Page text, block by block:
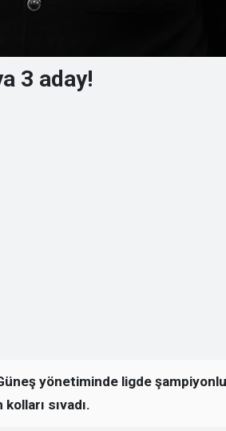
3 aday!
yönetiminde ligde
sıvadı.